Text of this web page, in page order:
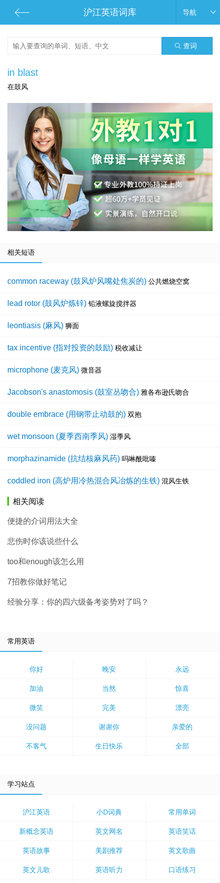
沪江英语词库 导航
查词
in blast
在鼓风
相关短语
common raceway (鼓风炉风嘴处焦炭的) 公共燃烧空窝
lead rotor (鼓风炉炼锌) 铅液螺旋搅拌器
leontiasis (麻风) 狮面
tax incentive (指对投资的鼓励) 税收减让
microphone (麦克风) 微音器
Jacobson's anastomosis (鼓室丛吻合) 雅各布逊氏吻合
double embrace (用钢带止动鼓的) 双抱
wet monsoon (夏季西南季风) 湿季风
morphazinamide (抗结核麻风药) 吗啉酰吡嗪
coddled iron (高炉用冷热混合风冶炼的生铁) 混风生铁
相关阅读
便捷的介词用法大全
悲伤时你该说些什么
too和enough该怎么用
7招教你做好笔记
经验分享：你的四六级备考姿势对了吗？
常用英语
你好 晚安 永远
加油 当然 惊喜
微笑 完美 漂亮
没问题 谢谢你 亲爱的
不客气 生日快乐 全部
学习站点
沪江英语 小D词典 常用单词
新概念英语 英文网名 英语笑话
英语故事 美剧推荐 英文歌曲
英文儿歌 英语听力 口语练习